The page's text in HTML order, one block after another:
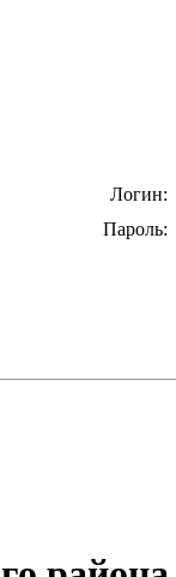
Логин:
Пароль: